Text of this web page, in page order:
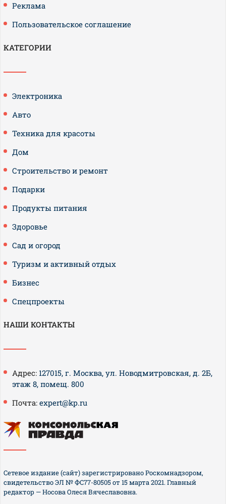
Реклама
Пользовательское соглашение
КАТЕГОРИИ
Электроника
Авто
Техника для красоты
Дом
Строительство и ремонт
Подарки
Продукты питания
Здоровье
Сад и огород
Туризм и активный отдых
Бизнес
Спецпроекты
НАШИ КОНТАКТЫ
Адрес: 127015, г. Москва, ул. Новодмитровская, д. 2Б,
этаж 8, помещ. 800
Почта: expert@kp.ru
Сетевое издание (сайт) зарегистрировано Роскомнадзором,
свидетельство ЭЛ № ФС77-80505 от 15 марта 2021. Главный
редактор — Носова Олеся Вячеславовна.